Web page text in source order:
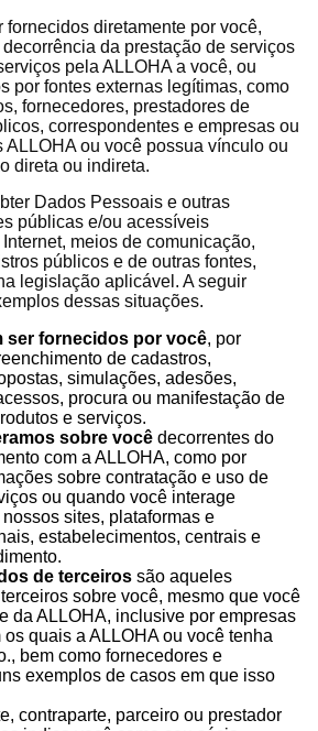
fornecidos diretamente por você,
da prestação de serviços
pela ALLOHA a você, ou
por fontes externas legítimas, como
fornecedores, prestadores de
correspondentes e empresas ou
ALLOHA ou você possua vínculo ou
direta ou indireta.
Dados Pessoais e outras
públicas e/ou acessíveis
meios de comunicação,
públicos e de outras fontes,
legislação aplicável. A seguir
dessas situações.
ser fornecidos por você, por
de cadastros,
simulações, adesões,
procura ou manifestação de
e serviços.
sobre você decorrentes do
com a ALLOHA, como por
sobre contratação e uso de
ou quando você interage
sites, plataformas e
estabelecimentos, centrais e
de terceiros são aqueles
sobre você, mesmo que você
da ALLOHA, inclusive por empresas
quais a ALLOHA ou você tenha
bem como fornecedores e
exemplos de casos em que isso
contraparte, parceiro ou prestador